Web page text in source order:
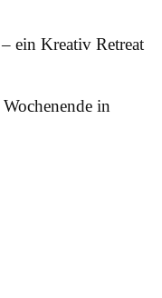
ein Kreativ Retreat
in